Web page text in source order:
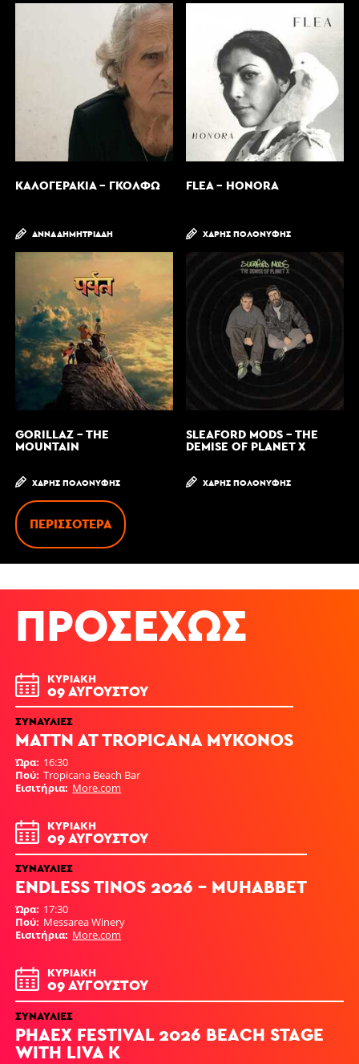
ΚΑΛΟΓΕΡΆΚΙΑ - ΓΚΌΛΦΩ
ΆΝΝΑ ΔΗΜΗΤΡΙΆΔΗ
FLEA - HONORA
ΧΆΡΗΣ ΠΟΛΟΝΎΦΗΣ
GORILLAZ - THE
MOUNTAIN
ΧΆΡΗΣ ΠΟΛΟΝΎΦΗΣ
SLEAFORD MODS - THE
DEMISE OF PLANET X
ΧΆΡΗΣ ΠΟΛΟΝΎΦΗΣ
ΠΕΡΙΣΣΌΤΕΡΑ
ΠΡΟΣΕΧΏΣ
ΚΥΡΙΑΚΉ
09 ΑΥΓΟΎΣΤΟΥ
ΣΥΝΑΥΛΊΕΣ
MATTN AT TROPICANA MYKONOS
Ώρα 16:30
Πού Tropicana Beach Bar
Εισιτήρια More.com
ΚΥΡΙΑΚΉ
09 ΑΥΓΟΎΣΤΟΥ
ΣΥΝΑΥΛΊΕΣ
ENDLESS TINOS 2026 - ΜUHABBET
Ώρα 17:30
Πού Messarea Winery
Εισιτήρια More.com
ΚΥΡΙΑΚΉ
09 ΑΥΓΟΎΣΤΟΥ
ΣΥΝΑΥΛΊΕΣ
PHAEX FESTIVAL 2026 BEACH STAGE
WITH LIVA K